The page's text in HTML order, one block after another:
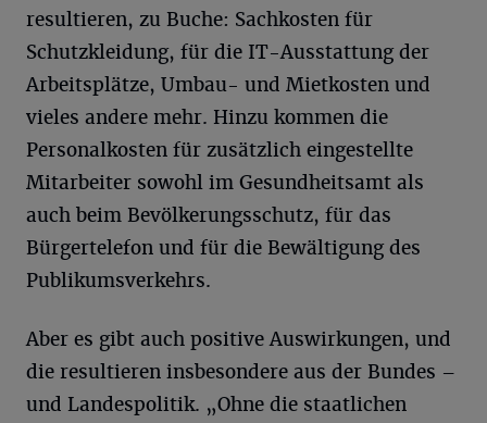
resultieren, zu Buche: Sachkosten für
Schutzkleidung, für die IT-Ausstattung der
Arbeitsplätze, Umbau- und Mietkosten und
vieles andere mehr. Hinzu kommen die
Personalkosten für zusätzlich eingestellte
Mitarbeiter sowohl im Gesundheitsamt als
auch beim Bevölkerungsschutz, für das
Bürgertelefon und für die Bewältigung des
Publikumsverkehrs.
Aber es gibt auch positive Auswirkungen, und
die resultieren insbesondere aus der Bundes –
und Landespolitik. „Ohne die staatlichen